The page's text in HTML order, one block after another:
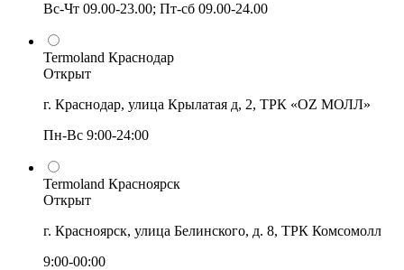
Вс-Чт 09.00-23.00; Пт-сб 09.00-24.00
Termoland Краснодар
Открыт
г. Краснодар, улица Крылатая д, 2, ТРК «OZ МОЛЛ»
Пн-Вс 9:00-24:00
Termoland Красноярск
Открыт
г. Красноярск, улица Белинского, д. 8, ТРК Комсомолл
9:00-00:00